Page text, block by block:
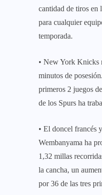
cantidad de tiros en
para cualquier
temporada.
• New York Knicks
minutos de
primeros 2 juegos
de los Spurs ha
• El doncel francés
Wembanyama ha
1,32 millas
la cancha, un
por 36 de las tres